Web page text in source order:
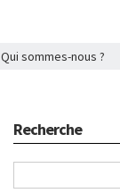
Qui sommes-nous ?
Recherche